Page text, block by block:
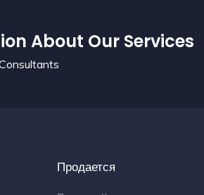
About Our Services
Продается